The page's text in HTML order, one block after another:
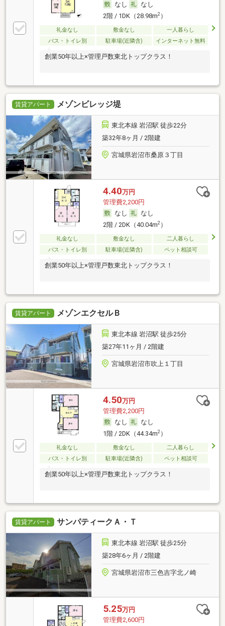
なし
なし
2階 / 1DK（28.98m2）
礼金なし 敷金なし
一人暮らし
バス・トイレ別
駐車場(近隣含) インターネット無料
創業50年以上×管理戸数東北トップクラス！
賃貸アパート メゾンビレッジ堤
東北本線 岩沼駅 徒歩22分
築32年8ヶ月 / 2階建
宮城県岩沼市桑原３丁目
4.40万円
管理費2,200円
なし
なし
2階 / 2DK（40.04m2）
礼金なし 敷金なし
二人暮らし
バス・トイレ別
駐車場(近隣含) ペット相談可
創業50年以上×管理戸数東北トップクラス！
賃貸アパート メゾンエクセルＢ
東北本線 岩沼駅 徒歩25分
築27年11ヶ月 / 2階建
宮城県岩沼市吹上１丁目
4.50万円
管理費2,200円
なし
なし
1階 / 2DK（44.34m2）
礼金なし 敷金なし
二人暮らし
バス・トイレ別
駐車場(近隣含) ペット相談可
創業50年以上×管理戸数東北トップクラス！
賃貸アパート サンパティークＡ・Ｔ
東北本線 岩沼駅 徒歩25分
築28年6ヶ月 / 2階建
宮城県岩沼市三色吉字北ノ崎
5.25万円
管理費2,600円